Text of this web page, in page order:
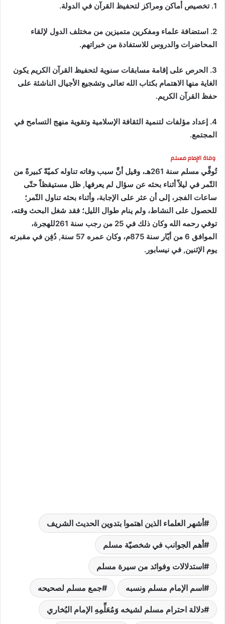
1. تخصيص أماكن ومراكز لتحفيظ القرآن في الدولة.
2. استضافة علماء ومفكرين متميزين من مختلف الدول لإلقاء
المحاضرات والدروس للاستفادة من خبراتهم.
3. الحرص على إقامة مسابقات سنوية لتحفيظ القرآن الكريم يكون
الغاية منها الاهتمام بكتاب الله تعالى وتشجيع الأجيال الناشئة على
حفظ القرآن الكريم.
4. إعداد مؤلفات لتنمية الثقافة الإسلامية وتقوية منهج التسامح في
المجتمع.
وفاة الإمام مسلم
تُوفِّي مسلم
سنة 261هـ، وقيل أنَّ سبب وفاته تناوله كميّةً كبيرةً من
التّمر في ليلاّ أثناء بحثه عن سؤال لم يعرفها, ظل مستيقظاً حتّى
ساعات الفجر، إلى أن عثر على الإجابة، وأثناء بحثه تناول التّمر؛
للحصول على النشاط، ولم ينام طوال الليل؛ فقد شغل البحث وقته،
توفي رحمه الله وكان ذلك في 25 من رجب سنة 261للهجرة،
الموافق 6 من أيّار سنة 875م، وكان عمره 57 سنة, دُفِن في مقبرته
يوم الإثنين, في نيسابور.
أشهر العلماء الذين اهتموا بتدوين الحديث الشريف
أهم الجوانب في شخصيّة مسلم
استدلالات وفوائد من سيرة مسلم
اسم الإمام مسلم ونسبه جمع مسلم لصحيحه
دلالة احترام مسلم لشيخه وَمُعَلِّمِهِ الإمام البُخاري